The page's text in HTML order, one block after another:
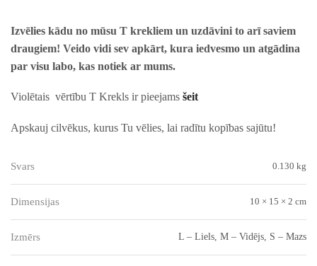
Izvēlies kādu no mūsu T krekliem un uzdāvini to arī saviem
draugiem! Veido vidi sev apkārt, kura iedvesmo un atgādina
par visu labo, kas notiek ar mums.
Violētais vērtību T Krekls ir pieejams šeit
Apskauj cilvēkus, kurus Tu vēlies, lai radītu kopības sajūtu!
Svars 0.130 kg
Dimensijas 10 × 15 × 2 cm
Izmērs L – Liels, M – Vidējs, S – Mazs